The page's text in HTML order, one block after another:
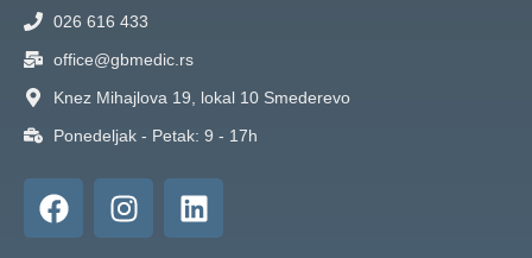
026 616 433
office@gbmedic.rs
Knez Mihajlova 19, lokal 10 Smederevo
Ponedeljak - Petak: 9 - 17h